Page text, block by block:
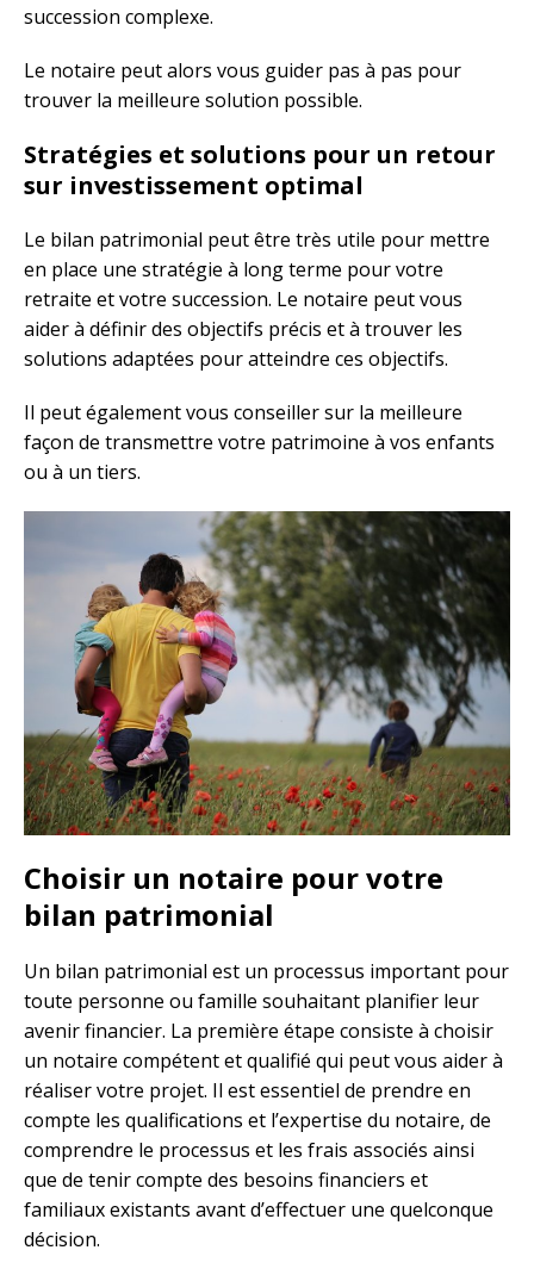
succession complexe.
Le notaire peut alors vous guider pas à pas pour
trouver la meilleure solution possible.
Stratégies et solutions pour un retour
sur investissement optimal
Le bilan patrimonial peut être très utile pour mettre
en place une stratégie à long terme pour votre
retraite et votre succession. Le notaire peut vous
aider à définir des objectifs précis et à trouver les
solutions adaptées pour atteindre ces objectifs.
Il peut également vous conseiller sur la meilleure
façon de transmettre votre patrimoine à vos enfants
ou à un tiers.
Choisir un notaire pour votre
bilan patrimonial
Un bilan patrimonial est un processus important pour
toute personne ou famille souhaitant planifier leur
avenir financier. La première étape consiste à choisir
un notaire compétent et qualifié qui peut vous aider à
réaliser votre projet. Il est essentiel de prendre en
compte les qualifications et l’expertise du notaire, de
comprendre le processus et les frais associés ainsi
que de tenir compte des besoins financiers et
familiaux existants avant d’effectuer une quelconque
décision.